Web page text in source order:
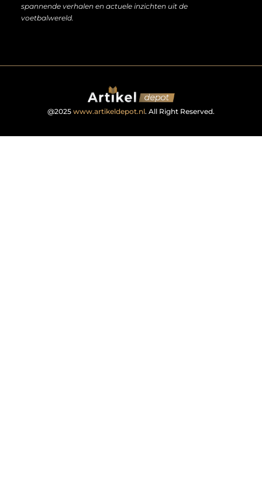
spannende verhalen en actuele inzichten uit de
voetbalwereld.
@2025 www.artikeldepot.nl. All Right Reserved.